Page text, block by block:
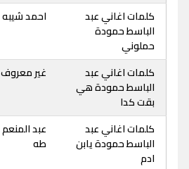
كلمات اغاني عبد
الباسط حمودة
حملوني
احمد شيبه
كلمات اغاني عبد
الباسط حمودة هي
بقت كدا
غير معروف
كلمات اغاني عبد
الباسط حمودة يابن
ادم
عبد المنعم
طه